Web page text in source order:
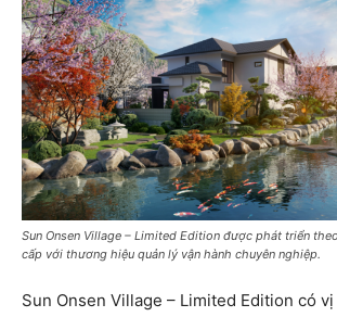
Sun Onsen Village – Limited Edition được phát triển
cấp với thương hiệu quản lý vận hành chuyên nghiệp.
Sun Onsen Village – Limited Edition có